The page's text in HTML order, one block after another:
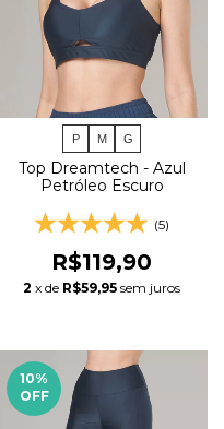
P M G
Top Dreamtech - Azul
Petróleo Escuro
(5)
R$119,90
2 x de R$59,95 sem juros
10%
OFF